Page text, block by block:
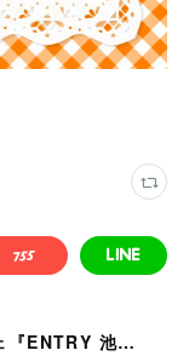
カジュアルメイドカフェ『ENTRY 池袋店』